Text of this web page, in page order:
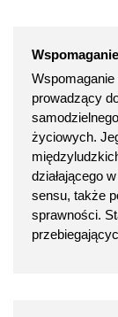
prowadzący
życiowych.
działającego
sensu, także
sprawności.